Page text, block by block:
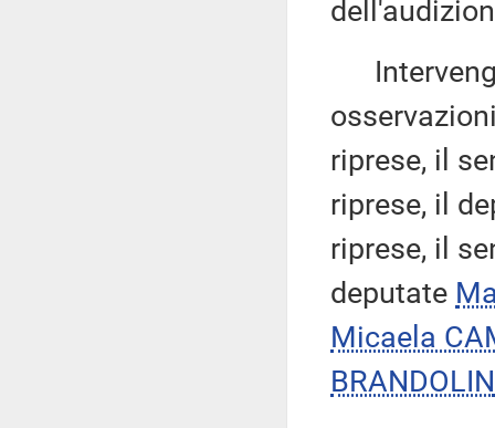
riprese, il
riprese, il
riprese, il
deputate
Micaela
BRANDOLIN